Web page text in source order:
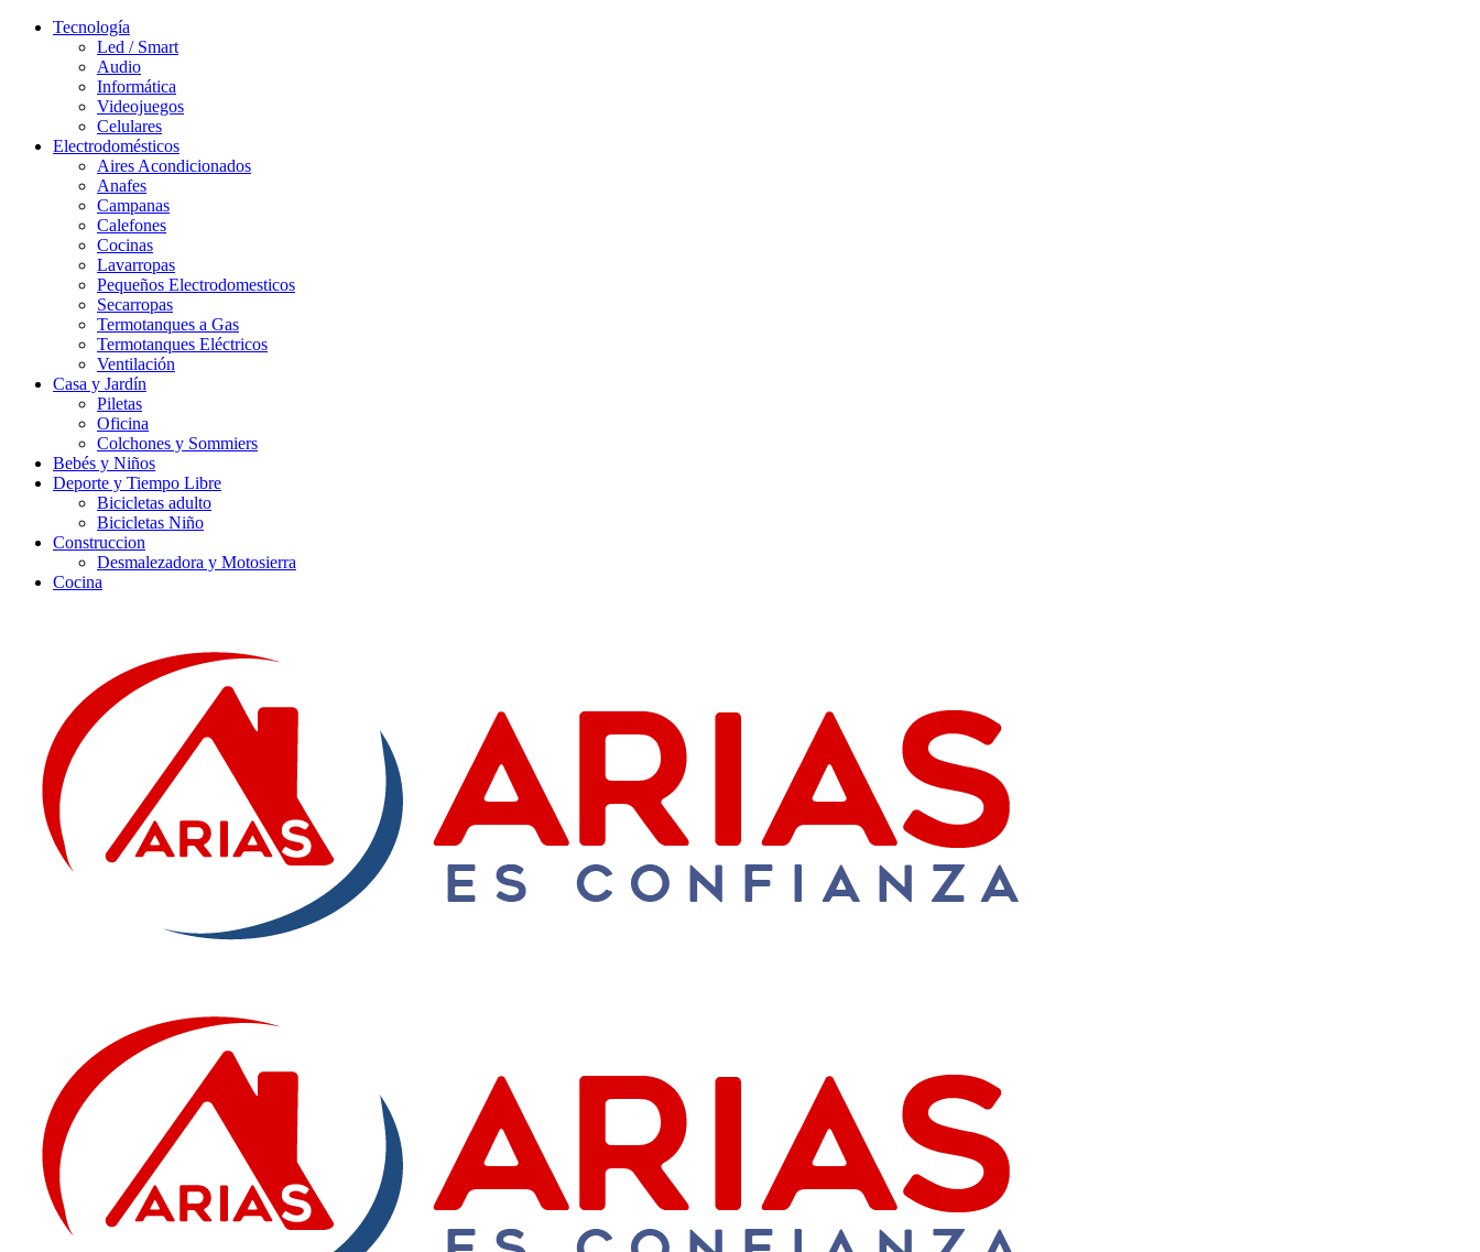
Tecnología
Led / Smart
Audio
Informática
Videojuegos
Celulares
Electrodomésticos
Aires Acondicionados
Anafes
Campanas
Calefones
Cocinas
Lavarropas
Pequeños Electrodomesticos
Secarropas
Termotanques a Gas
Termotanques Eléctricos
Ventilación
Casa y Jardín
Piletas
Oficina
Colchones y Sommiers
Bebés y Niños
Deporte y Tiempo Libre
Bicicletas adulto
Bicicletas Niño
Construccion
Desmalezadora y Motosierra
Cocina